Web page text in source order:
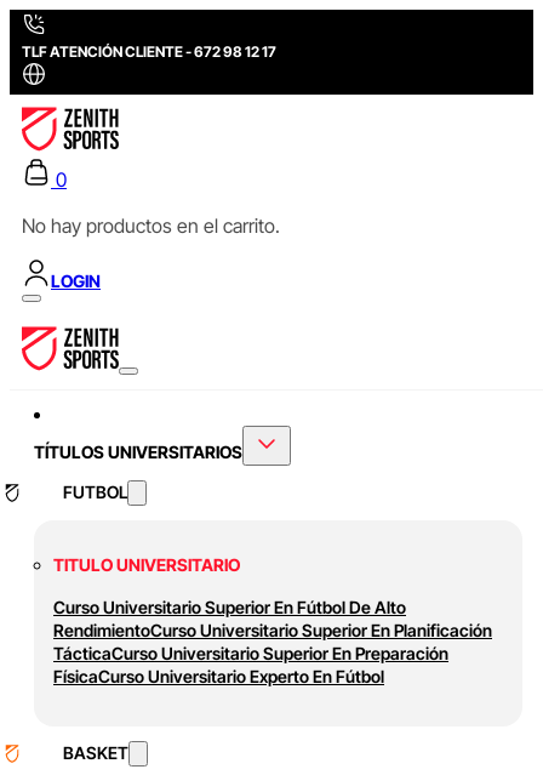
TLF ATENCIÓN CLIENTE - 672 98 12 17
0
No hay productos en el carrito.
LOGIN
TÍTULOS UNIVERSITARIOS
FUTBOL
TITULO UNIVERSITARIO
Curso Universitario Superior En Fútbol De Alto
RendimientoCurso Universitario Superior En Planificación
TácticaCurso Universitario Superior En Preparación
FísicaCurso Universitario Experto En Fútbol
BASKET